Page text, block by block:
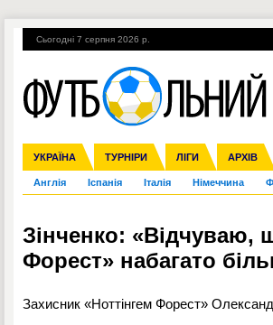
Сьогодні 7 серпня 2026 р.
УКРАЇНА ТУРНІРИ ЛІГИ АРХІВ
Збірна Прем'єр-ліга Перша ліга
Ліга чемпіонів Ліга Європи Міжнародні
Англія Іспанія Італія Німеччина
ЧС-2014 ЄВРО-2016 Росія Кубок
Гарячі теми УПЛ, 1-й тур ВІЙНА
Зінченко: «Відчуваю,
Форест» набагато
Захисник «Ноттінгем Форест»